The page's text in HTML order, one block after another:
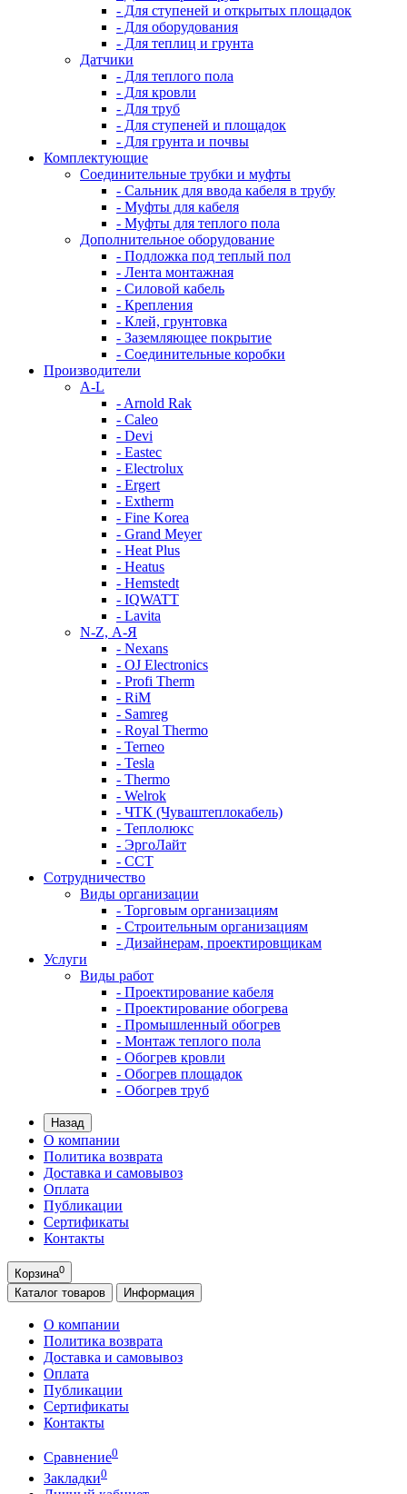
- Для ступеней и открытых площадок
- Для оборудования
- Для теплиц и грунта
Датчики
- Для теплого пола
- Для кровли
- Для труб
- Для ступеней и площадок
- Для грунта и почвы
Комплектующие
Соединительные трубки и муфты
- Сальник для ввода кабеля в трубу
- Муфты для кабеля
- Муфты для теплого пола
Дополнительное оборудование
- Подложка под теплый пол
- Лента монтажная
- Силовой кабель
- Крепления
- Клей, грунтовка
- Заземляющее покрытие
- Соединительные коробки
Производители
A-L
- Arnold Rak
- Caleo
- Devi
- Eastec
- Electrolux
- Ergert
- Extherm
- Fine Korea
- Grand Meyer
- Heat Plus
- Heatus
- Hemstedt
- IQWATT
- Lavita
N-Z, А-Я
- Nexans
- OJ Electronics
- Profi Therm
- RiM
- Samreg
- Royal Thermo
- Terneo
- Tesla
- Thermo
- Welrok
- ЧТК (Чуваштеплокабель)
- Теплолюкс
- ЭргоЛайт
- ССТ
Сотрудничество
Виды организации
- Торговым организациям
- Строительным организациям
- Дизайнерам, проектировщикам
Услуги
Виды работ
- Проектирование кабеля
- Проектирование обогрева
- Промышленный обогрев
- Монтаж теплого пола
- Обогрев кровли
- Обогрев площадок
- Обогрев труб
Назад
О компании
Политика возврата
Доставка и самовывоз
Оплата
Публикации
Сертификаты
Контакты
Корзина0
Каталог товаров Информация
О компании
Политика возврата
Доставка и самовывоз
Оплата
Публикации
Сертификаты
Контакты
Сравнение0
Закладки0